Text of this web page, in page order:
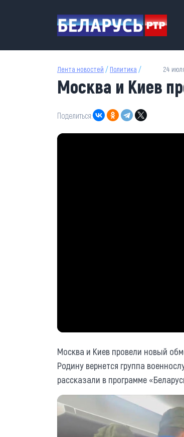
Лента новостей / Политика / 24
Москва и Киев
Поделиться:
Москва и Киев провели новый
Родину вернется группа
рассказали в программе